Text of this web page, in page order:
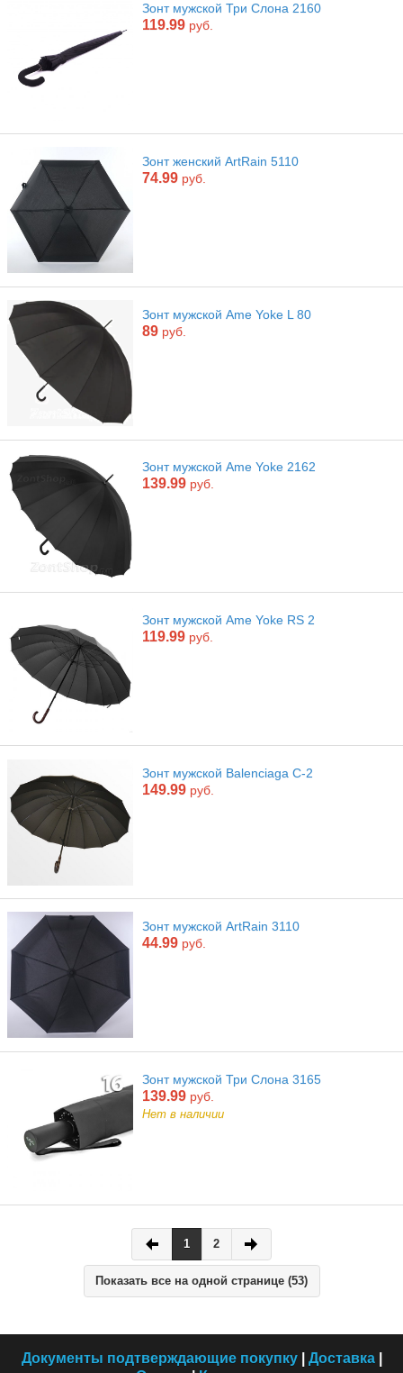
Зонт мужской Три Слона 2160
119.99 руб.
Зонт женский ArtRain 5110
74.99 руб.
Зонт мужской Ame Yoke L 80
89 руб.
Зонт мужской Ame Yoke 2162
139.99 руб.
Зонт мужской Ame Yoke RS 2
119.99 руб.
Зонт мужской Balenciaga C-2
149.99 руб.
Зонт мужской ArtRain 3110
44.99 руб.
Зонт мужской Три Слона 3165
139.99 руб.
Нет в наличии
1 2
Показать все на одной странице (53)
Документы подтверждающие покупку| Доставка|